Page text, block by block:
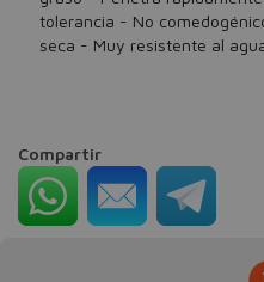
tolerancia - No
seca - Muy resistente al
Compartir